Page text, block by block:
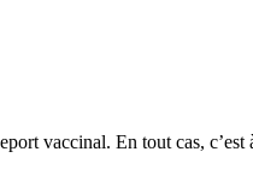
vaccinal. En tout cas,